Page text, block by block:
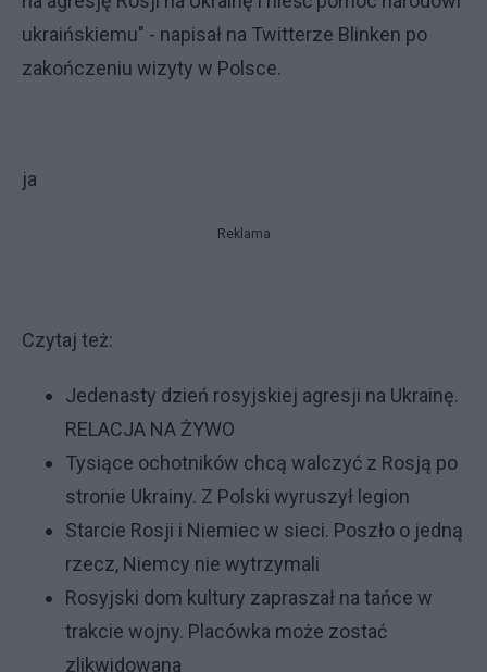
ukraińskiemu" - napisał na Twitterze Blinken po
zakończeniu wizyty w Polsce.
ja
Reklama
Czytaj też:
Jedenasty dzień rosyjskiej agresji na Ukrainę.
RELACJA NA ŻYWO
Tysiące ochotników chcą walczyć z Rosją po
stronie Ukrainy. Z Polski wyruszył legion
Starcie Rosji i Niemiec w sieci. Poszło o jedną
rzecz, Niemcy nie wytrzymali
Rosyjski dom kultury zapraszał na tańce w
trakcie wojny. Placówka może zostać
zlikwidowana